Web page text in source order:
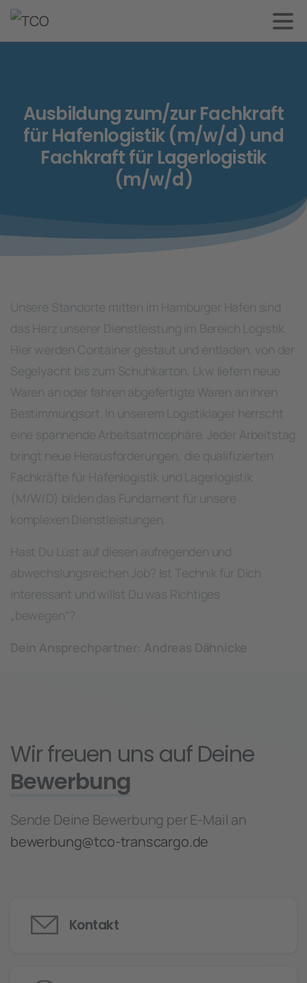
Ausbildungzum/zurFachkraft
fürHafenlogistik (m/w/d) und
Fachkraftfür Lagerlogistik
(m/w/d)
Unsere Standorte mitten im Hamburger Hafen sind
das Herz unserer Dienstleistung im Bereich Logistik.
Hier werden Container gestaut und entladen, von der
Segelyacht bis zum Schuhkarton, Lkw liefern neue
Waren an oder fahren abgefertigte Waren an ihren
Bestimmungsort. In unserem Logistiklager herrscht
eine spannende Arbeitsatmosphäre. Jeder Arbeitstag
bringt neue Herausforderungen, die qualifizierten
Fachkräfte für Hafenlogistik und Lagerlogistik
(M/W/D) bilden das Fundament für unsere
komplexen Dienstleistungen.
Hast Du Lust auf diesen aufregenden und
abwechslungsreichen Job? Ist Technik für Dich
interessant und willst Du was Richtiges
„bewegen“?
Dein Ansprechpartner: Andreas Dähnicke
Wir freuen uns auf Deine
Bewerbung
Sende Deine Bewerbung per E-Mail an
bewerbung@tco-transcargo.de
Kontakt